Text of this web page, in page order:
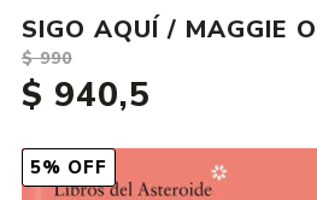
5% OFF
SIGO AQUÍ / MAGGIE
$ 990
$ 940,5